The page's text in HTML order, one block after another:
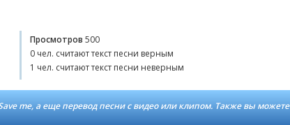
Просмотров 500
0 чел. считают текст песни верным
1 чел. считают текст песни неверным
me, а еще перевод песни с видео или клипом. Также вы можете